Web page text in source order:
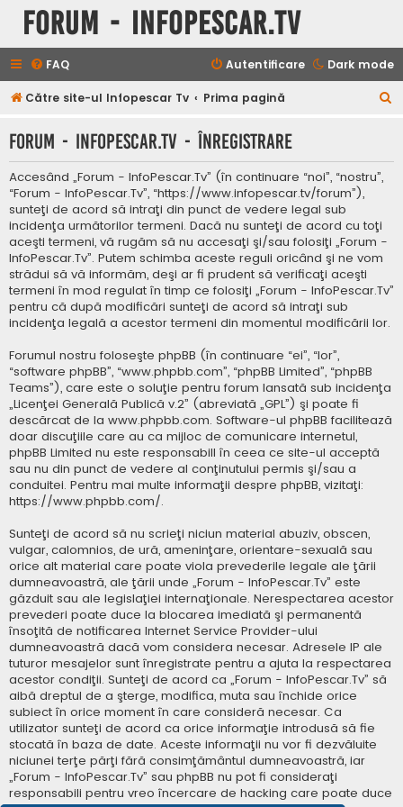
Forum - InfoPescar.Tv
Dark mode
FAQ Autentificare
Către site-ul Infopescar Tv Prima pagină
t
Forum - InfoPescar.Tv - Înregistrare
Accesând „Forum - InfoPescar.Tv” (în continuare “noi”, “nostru”,
“Forum - InfoPescar.Tv”, “https://www.infopescar.tv/forum”),
sunteţi de acord să intraţi din punct de vedere legal sub
incidenţa următorilor termeni. Dacă nu sunteţi de acord cu toţi
aceşti termeni, vă rugăm să nu accesaţi şi/sau folosiţi „Forum -
InfoPescar.Tv”. Putem schimba aceste reguli oricând şi ne vom
strădui să vă informăm, deşi ar fi prudent să verificaţi aceşti
termeni în mod regulat în timp ce folosiţi „Forum - InfoPescar.Tv”
pentru că după modificări sunteţi de acord să intraţi sub
incidenţa legală a acestor termeni din momentul modificării lor.
Forumul nostru foloseşte phpBB (în continuare “ei”, “lor”,
“software phpBB”, “www.phpbb.com”, “phpBB Limited”, “phpBB
Teams”), care este o soluţie pentru forum lansată sub incidenţa
„Licenţei Generală Publică v.2” (abreviată „GPL”) şi poate fi
descărcat de la www.phpbb.com. Software-ul phpBB facilitează
doar discuţiile care au ca mijloc de comunicare internetul,
phpBB Limited nu este responsabill în ceea ce site-ul acceptă
sau nu din punct de vedere al conţinutului permis şi/sau a
conduitei. Pentru mai multe informaţii despre phpBB, vizitaţi:
https://www.phpbb.com/.
Sunteţi de acord să nu scrieţi niciun material abuziv, obscen,
vulgar, calomnios, de ură, ameninţare, orientare-sexuală sau
orice alt material care poate viola prevederile legale ale ţării
dumneavoastră, ale ţării unde „Forum - InfoPescar.Tv” este
găzduit sau ale legislaţiei internaţionale. Nerespectarea acestor
prevederi poate duce la blocarea imediată şi permanentă
însoţită de notificarea Internet Service Provider-ului
dumneavoastră dacă vom considera necesar. Adresele IP ale
tuturor mesajelor sunt înregistrate pentru a ajuta la respectarea
acestor condiţii. Sunteţi de acord ca „Forum - InfoPescar.Tv” să
aibă dreptul de a şterge, modifica, muta sau închide orice
subiect în orice moment în care consideră necesar. Ca
utilizator sunteţi de acord ca orice informaţie introdusă să fie
stocată în baza de date. Aceste informaţii nu vor fi dezvăluite
niciunei terţe părţi fără consimţământul dumneavoastră, iar
„Forum - InfoPescar.Tv” sau phpBB nu pot fi consideraţi
responsabili pentru vreo încercare de hacking care poate duce